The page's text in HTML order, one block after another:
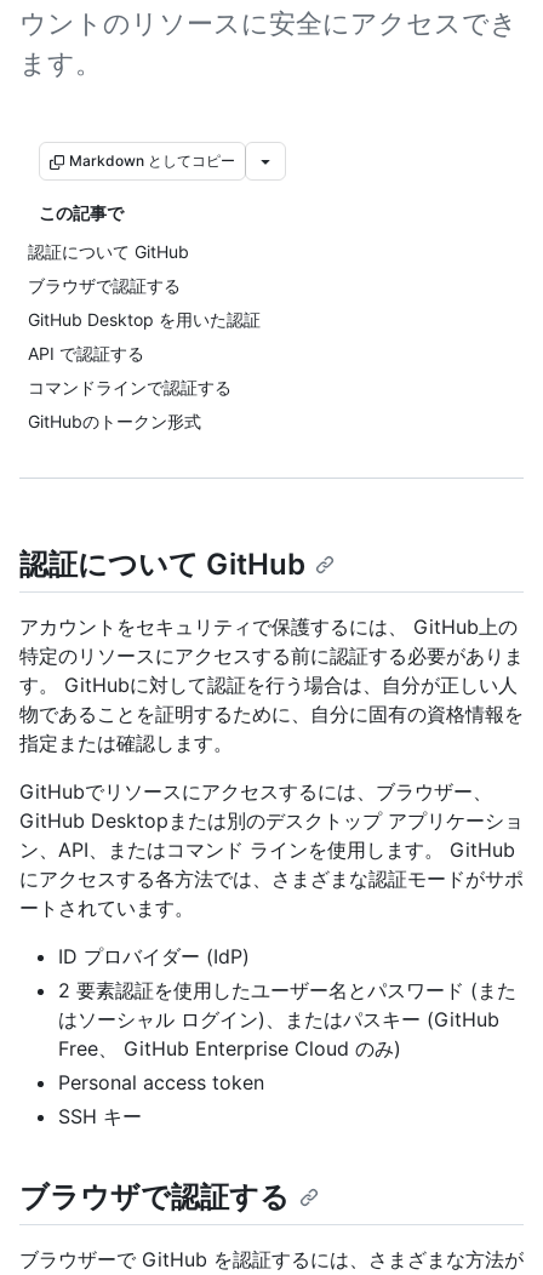
ウントのリソースに安全にアクセスでき
ます。
Markdown としてコピー
この記事で
認証について GitHub
ブラウザで認証する
GitHub Desktop を用いた認証
API で認証する
コマンドラインで認証する
GitHubのトークン形式
認証について GitHub
アカウントをセキュリティで保護するには、 GitHub上の
特定のリソースにアクセスする前に認証する必要がありま
す。 GitHubに対して認証を行う場合は、自分が正しい人
物であることを証明するために、自分に固有の資格情報を
指定または確認します。
GitHubでリソースにアクセスするには、ブラウザー、
GitHub Desktopまたは別のデスクトップ アプリケーショ
ン、API、またはコマンド ラインを使用します。 GitHub
にアクセスする各方法では、さまざまな認証モードがサポ
ートされています。
ID プロバイダー (IdP)
2 要素認証を使用したユーザー名とパスワード (また
はソーシャル ログイン)、またはパスキー (GitHub
Free、 GitHub Enterprise Cloud のみ)
Personal access token
SSH キー
ブラウザで認証する
ブラウザーで GitHub を認証するには、さまざまな方法が